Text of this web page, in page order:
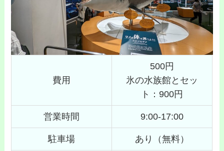
費用
500円
氷の水族館とセッ
ト：900円
営業時間 9:00-17:00
駐車場 あり（無料）